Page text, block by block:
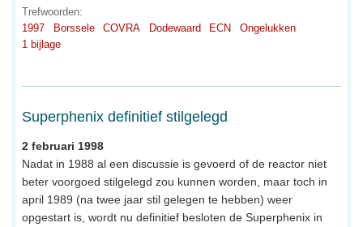
Trefwoorden:
1997
Borssele COVRA Dodewaard ECN
Ongelukken
1 bijlage
Superphenix definitief stilgelegd
2 februari 1998
Nadat in 1988 al een discussie is gevoerd of de reactor niet
beter voorgoed stilgelegd zou kunnen worden, maar toch in
april 1989 (na twee jaar stil gelegen te hebben) weer
opgestart is, wordt nu definitief besloten de Superphenix in